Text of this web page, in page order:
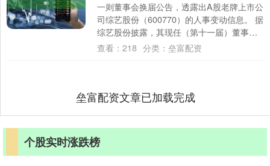
一则董事会换届公告，透露出A股老牌上市公
司综艺股份（600770）的人事变动信息。 据
综艺股份披露，其现任（第十一届）董事会
审议通过董事会换届选举的议案。经多方....
查看： 218 分类： 垒富配资
垒富配资文章已加载完成
个股实时涨跌榜